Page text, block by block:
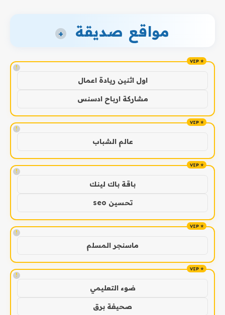
مواقع صديقة +
!
اول اثنين ريادة اعمال
مشاركة ارباح ادسنس
!
عالم الشباب
!
باقة باك لينك
تحسين seo
!
ماسنجر المسلم
!
ضوء التعليمي
صحيفة برق